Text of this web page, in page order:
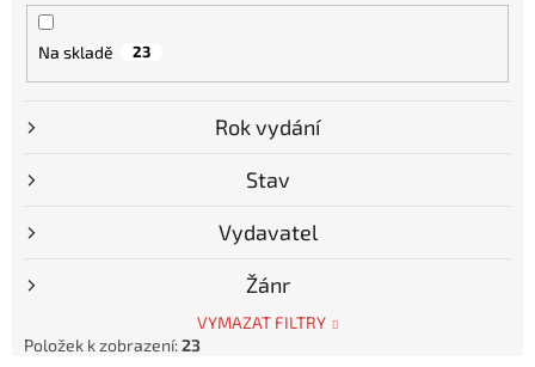
Na skladě 23
Rok vydání
Stav
Vydavatel
Žánr
VYMAZAT FILTRY
Položek k zobrazení:23